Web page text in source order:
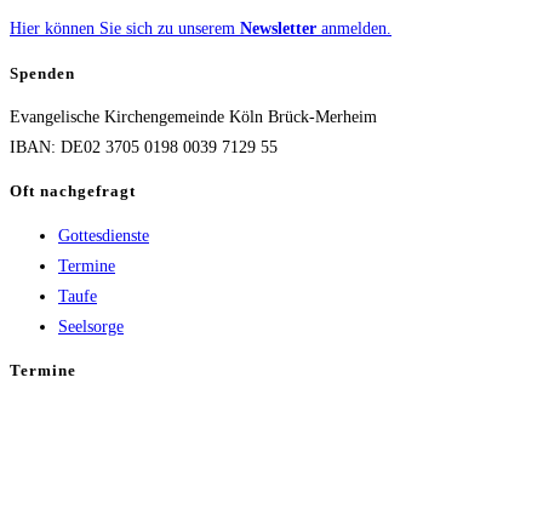
Hier können Sie sich zu unserem Newsletter anmelden.
Spenden
Evangelische Kirchengemeinde Köln Brück-Merheim
IBAN: DE02 3705 0198 0039 7129 55
Oft nachgefragt
Gottesdienste
Termine
Taufe
Seelsorge
Termine